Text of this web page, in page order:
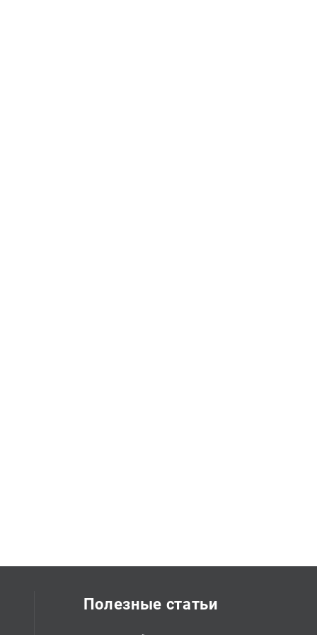
Полезные статьи